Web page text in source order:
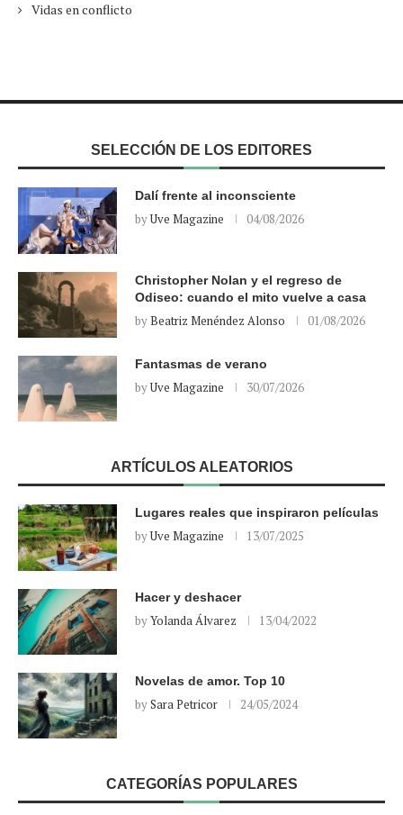
Vidas en conflicto
SELECCIÓN DE LOS EDITORES
Dalí frente al inconsciente
byUve Magazine 04/08/2026
Christopher Nolan y el regreso de
Odiseo: cuando el mito vuelve a casa
byBeatriz Menéndez Alonso 01/08/2026
Fantasmas de verano
byUve Magazine 30/07/2026
ARTÍCULOS ALEATORIOS
Lugares reales que inspiraron películas
byUve Magazine 13/07/2025
Hacer y deshacer
byYolanda Álvarez 13/04/2022
Novelas de amor. Top 10
bySara Petricor 24/05/2024
CATEGORÍAS POPULARES